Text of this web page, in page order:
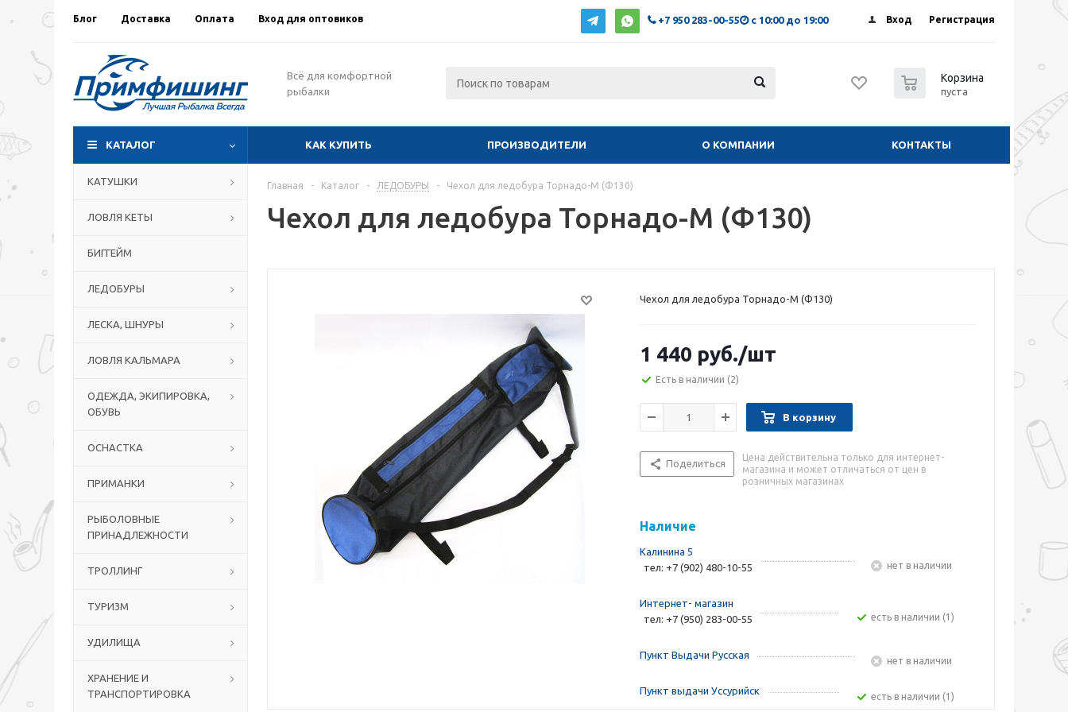
Блог Доставка Оплата Вход для оптовиков Вход Регистрация
+7 950 283-00-55 с 10:00 до 19:00
Всё для комфортной
рыбалки
Корзина
пуста
КАТАЛОГ КАК КУПИТЬ ПРОИЗВОДИТЕЛИ О КОМПАНИИ КОНТАКТЫ
КАТУШКИ
ЛОВЛЯ КЕТЫ
БИГГЕЙМ
ЛЕДОБУРЫ
ЛЕСКА, ШНУРЫ
ЛОВЛЯ КАЛЬМАРА
ОДЕЖДА, ЭКИПИРОВКА,
ОБУВЬ
ОСНАСТКА
ПРИМАНКИ
РЫБОЛОВНЫЕ
ПРИНАДЛЕЖНОСТИ
ТРОЛЛИНГ
ТУРИЗМ
УДИЛИЩА
ХРАНЕНИЕ И
ТРАНСПОРТИРОВКА
Главная - Каталог - ЛЕДОБУРЫ - Чехол для ледобура Торнадо-М (Ф130)
Чехол для ледобура Торнадо-М (Ф130)
Чехол для ледобура Торнадо-М (Ф130)
1 440 руб./шт
Есть в наличии (2)
В корзину
Поделиться
Цена действительна только для интернет-
магазина и может отличаться от цен в
розничных магазинах
Наличие
Калинина 5
тел: +7 (902) 480-10-55
Нет в наличии
Интернет- магазин
тел: +7 (950) 283-00-55
Есть в наличии (1)
Пункт Выдачи Русская Нет в наличии
Пункт выдачи Уссурийск Есть в наличии (1)